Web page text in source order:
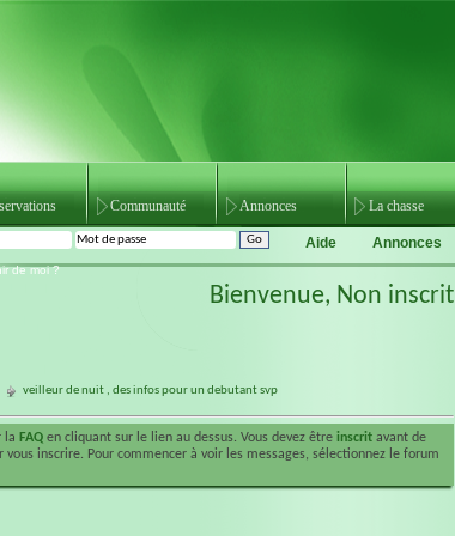
Communauté Annonces La chasse
Annonces
Aide
de moi ?
Bienvenue, Non inscrit
veilleur de nuit , des infos pour un debutant svp
la FAQ en cliquant sur le lien au dessus. Vous devez être inscrit avant de
inscrire. Pour commencer à voir les messages, sélectionnez le forum